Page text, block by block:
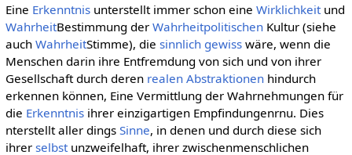
Eine Erkenntnisunterstellt immer schon eine Wirklichkeitund
WahrheitBestimmung der WahrheitpolitischenKultur (siehe
auch WahrheitStimme), die sinnlich gewisswäre, wenn die
Menschen darin ihre Entfremdung von sich und von ihrer
Gesellschaft durch deren realen Abstraktionenhindurch
erkennen können, Eine Vermittlung der Wahrnehmungen für
die Erkenntnisihrer einzigartigen Empfindungenrnu. Dies
nterstellt aller dings Sinne, in denen und durch diese sich
ihrer selbstunzweifelhaft, ihrer zwischenmenschlichen